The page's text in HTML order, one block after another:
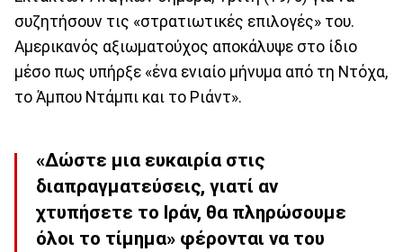
συζητήσουν τις «στρατιωτικές επιλογές» του.
Αμερικανός αξιωματούχος αποκάλυψε στο ίδιο
μέσο πως υπήρξε «ένα ενιαίο μήνυμα από τη Ντόχα,
το Άμπου Ντάμπι και το Ριάντ».
«Δώστε μια ευκαιρία στις
διαπραγματεύσεις, γιατί αν
χτυπήσετε το Ιράν, θα πληρώσουμε
όλοι το τίμημα» φέρονται να του